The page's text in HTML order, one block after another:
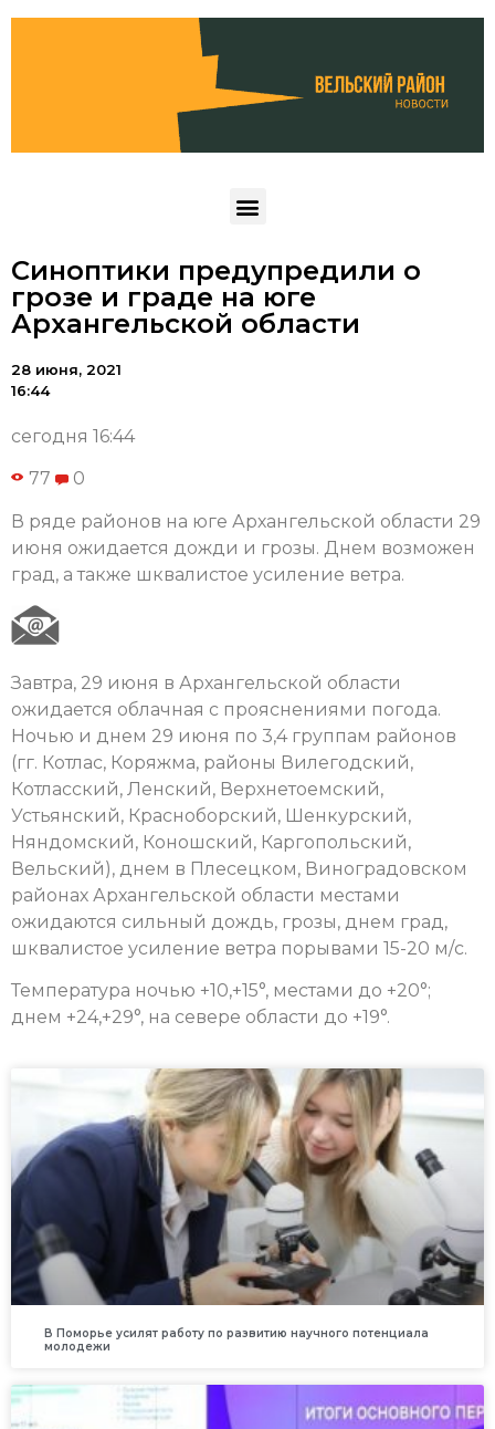
Синоптики предупредили о
грозе и граде на юге
Архангельской области
28 июня, 2021
16:44
сегодня 16:44
77 0
В ряде районов на юге Архангельской области 29
июня ожидается дожди и грозы. Днем возможен
град, а также шквалистое усиление ветра.
Завтра, 29 июня в Архангельской области
ожидается облачная с прояснениями погода.
Ночью и днем 29 июня по 3,4 группам районов
(гг. Котлас, Коряжма, районы Вилегодский,
Котласский, Ленский, Верхнетоемский,
Устьянский, Красноборский, Шенкурский,
Няндомский, Коношский, Каргопольский,
Вельский), днем в Плесецком, Виноградовском
районах Архангельской области местами
ожидаются сильный дождь, грозы, днем град,
шквалистое усиление ветра порывами 15-20 м/с.
Температура ночью +10,+15°, местами до +20°;
днем +24,+29°, на севере области до +19°.
В Поморье усилят работу по развитию научного потенциала
молодежи